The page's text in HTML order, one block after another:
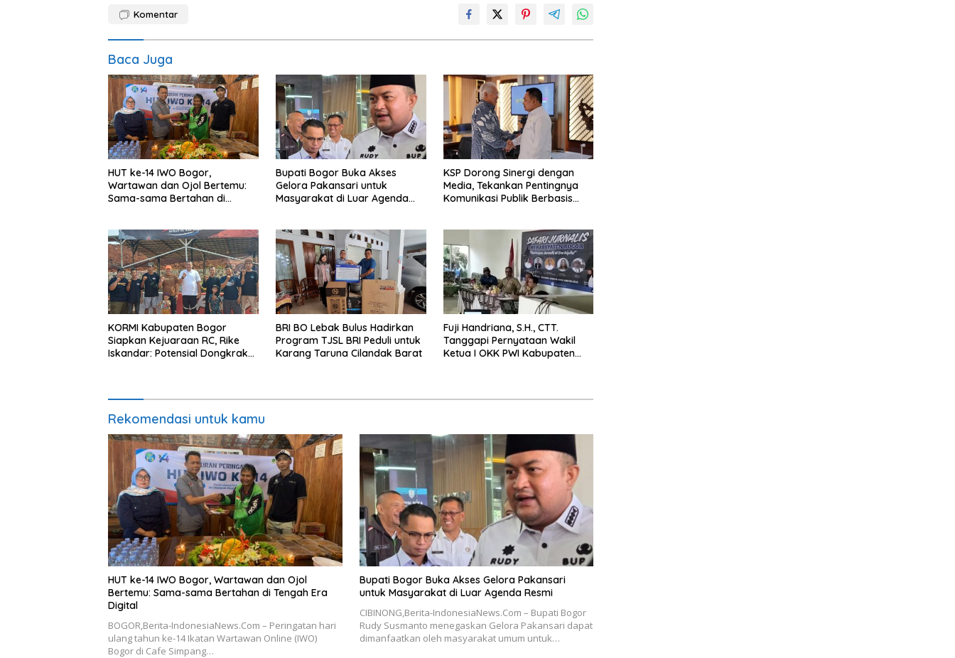
Komentar
Baca Juga
HUT ke-14 IWO Bogor,
Wartawan dan Ojol Bertemu:
Sama-sama Bertahan di
Bupati Bogor Buka Akses
Gelora Pakansari untuk
Masyarakat di Luar Agenda
KSP Dorong Sinergi dengan
Media, Tekankan Pentingnya
Komunikasi Publik Berbasis
KORMI Kabupaten Bogor
Siapkan Kejuaraan RC, Rike
Iskandar: Potensial Dongkrak
BRI BO Lebak Bulus Hadirkan
Program TJSL BRI Peduli untuk
Karang Taruna Cilandak Barat
Fuji Handriana, S.H., CTT.
Tanggapi Pernyataan Wakil
Ketua I OKK PWI Kabupaten
Rekomendasi untuk kamu
HUT ke-14 IWO Bogor, Wartawan dan Ojol
Bertemu: Sama-sama Bertahan di Tengah Era
Digital
BOGOR,Berita-IndonesiaNews.Com – Peringatan hari
ulang tahun ke-14 Ikatan Wartawan Online (IWO)
Bogor di Cafe Simpang…
Bupati Bogor Buka Akses Gelora Pakansari
untuk Masyarakat di Luar Agenda Resmi
CIBINONG,Berita-IndonesiaNews.Com – Bupati Bogor
Rudy Susmanto menegaskan Gelora Pakansari dapat
dimanfaatkan oleh masyarakat umum untuk…